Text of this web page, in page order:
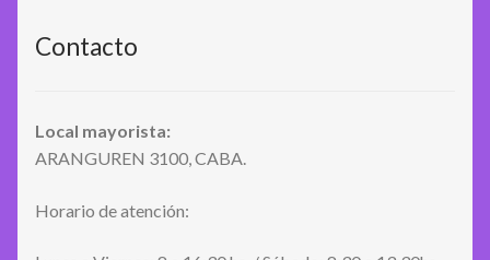
Contacto
Local mayorista:
ARANGUREN 3100, CABA.
Horario de atención: